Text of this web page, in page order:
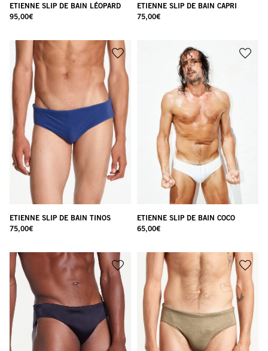
ETIENNE SLIP DE BAIN LÉOPARD
95,00€
ETIENNE SLIP DE BAIN CAPRI
75,00€
ETIENNE SLIP DE BAIN TINOS
75,00€
ETIENNE SLIP DE BAIN COCO
65,00€